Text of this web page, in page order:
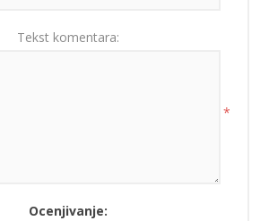
Tekst komentara:
*
Ocenjivanje: